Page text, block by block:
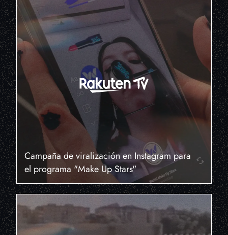
Campaña de viralización en Instagram para
el programa "Make Up Stars"